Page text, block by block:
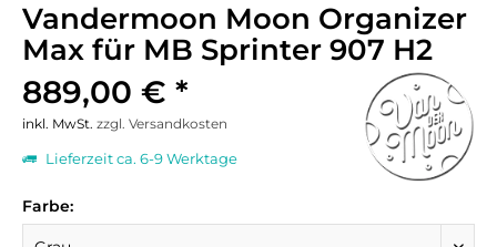
Vandermoon Moon Organizer
Max für MB Sprinter 907 H2
889,00 € *
inkl. MwSt. zzgl. Versandkosten
Lieferzeit ca. 6-9 Werktage
Farbe: